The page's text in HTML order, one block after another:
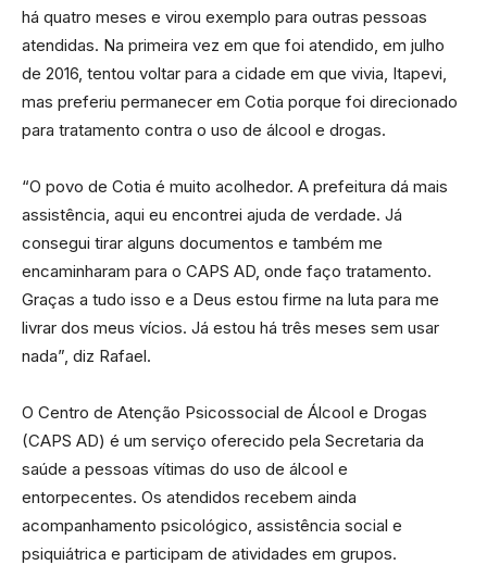
há quatro meses e virou exemplo para outras pessoas
atendidas. Na primeira vez em que foi atendido, em julho
de 2016, tentou voltar para a cidade em que vivia, Itapevi,
mas preferiu permanecer em Cotia porque foi direcionado
para tratamento contra o uso de álcool e drogas.
“O povo de Cotia é muito acolhedor. A prefeitura dá mais
assistência, aqui eu encontrei ajuda de verdade. Já
consegui tirar alguns documentos e também me
encaminharam para o CAPS AD, onde faço tratamento.
Graças a tudo isso e a Deus estou firme na luta para me
livrar dos meus vícios. Já estou há três meses sem usar
nada”, diz Rafael.
O Centro de Atenção Psicossocial de Álcool e Drogas
(CAPS AD) é um serviço oferecido pela Secretaria da
saúde a pessoas vítimas do uso de álcool e
entorpecentes. Os atendidos recebem ainda
acompanhamento psicológico, assistência social e
psiquiátrica e participam de atividades em grupos.